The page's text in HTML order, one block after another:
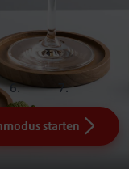
slide
5.
slide
Fertig!
starten